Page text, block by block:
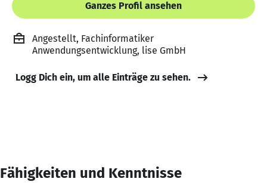
Ganzes Profil ansehen
Angestellt, Fachinformatiker
Anwendungsentwicklung, lise GmbH
Logg Dich ein, um alle Einträge zu sehen.
Fähigkeiten und Kenntnisse